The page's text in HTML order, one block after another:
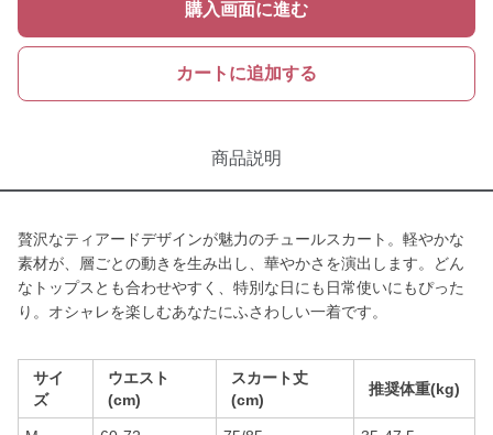
購入画面に進む
カートに追加する
商品説明
贅沢なティアードデザインが魅力のチュールスカート。軽やかな
素材が、層ごとの動きを生み出し、華やかさを演出します。どん
なトップスとも合わせやすく、特別な日にも日常使いにもぴった
り。オシャレを楽しむあなたにふさわしい一着です。
サイ
ズ
ウエスト
(cm)
スカート丈
(cm)
推奨体重(kg)